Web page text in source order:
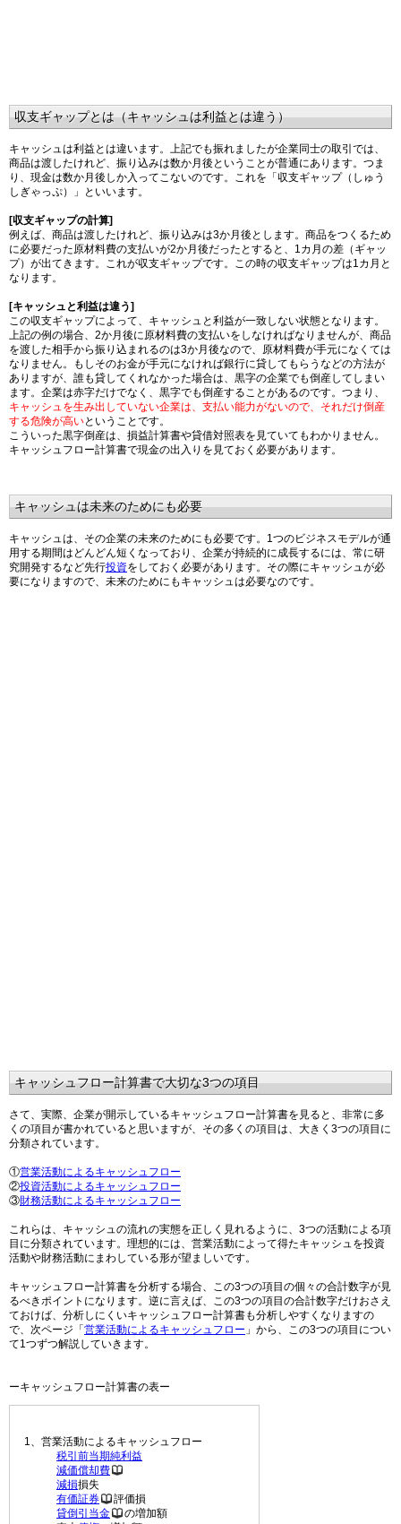
収支ギャップとは（キャッシュは利益とは違う）
キャッシュは利益とは違います。上記でも振れましたが企業同士の取引では、
商品は渡したけれど、振り込みは数か月後ということが普通にあります。つま
り、現金は数か月後しか入ってこないのです。これを「収支ギャップ（しゅう
しぎゃっぷ）」といいます。
[収支ギャップの計算]
例えば、商品は渡したけれど、振り込みは3か月後とします。商品をつくるため
に必要だった原材料費の支払いが2か月後だったとすると、1カ月の差（ギャッ
プ）が出てきます。これが収支ギャップです。この時の収支ギャップは1カ月と
なります。
[キャッシュと利益は違う]
この収支ギャップによって、キャッシュと利益が一致しない状態となります。
上記の例の場合、2か月後に原材料費の支払いをしなければなりませんが、商品
を渡した相手から振り込まれるのは3か月後なので、原材料費が手元になくては
なりません。もしそのお金が手元になければ銀行に貸してもらうなどの方法が
ありますが、誰も貸してくれなかった場合は、黒字の企業でも倒産してしまい
ます。企業は赤字だけでなく、黒字でも倒産することがあるのです。つまり、
キャッシュを生み出していない企業は、支払い能力がないので、それだけ倒産
する危険が高いということです。
こういった黒字倒産は、損益計算書や貸借対照表を見ていてもわかりません。
キャッシュフロー計算書で現金の出入りを見ておく必要があります。
キャッシュは未来のためにも必要
キャッシュは、その企業の未来のためにも必要です。1つのビジネスモデルが通
用する期間はどんどん短くなっており、企業が持続的に成長するには、常に研
究開発するなど先行投資をしておく必要があります。その際にキャッシュが必
要になりますので、未来のためにもキャッシュは必要なのです。
キャッシュフロー計算書で大切な3つの項目
さて、実際、企業が開示しているキャッシュフロー計算書を見ると、非常に多
くの項目が書かれていると思いますが、その多くの項目は、大きく3つの項目に
分類されています。
①営業活動によるキャッシュフロー
②投資活動によるキャッシュフロー
③財務活動によるキャッシュフロー
これらは、キャッシュの流れの実態を正しく見れるように、3つの活動による項
目に分類されています。理想的には、営業活動によって得たキャッシュを投資
活動や財務活動にまわしている形が望ましいです。
キャッシュフロー計算書を分析する場合、この3つの項目の個々の合計数字が見
るべきポイントになります。逆に言えば、この3つの項目の合計数字だけおさえ
ておけば、分析しにくいキャッシュフロー計算書も分析しやすくなりますの
で、次ページ「 営業活動によるキャッシュフロー 」から、この3つの項目につい
て1つずつ解説していきます。
ーキャッシュフロー計算書の表ー
1、営業活動によるキャッシュフロー
税引前当期純利益
減価償却費
減損損失
有価証券
評価損
貸倒引当金
の増加額